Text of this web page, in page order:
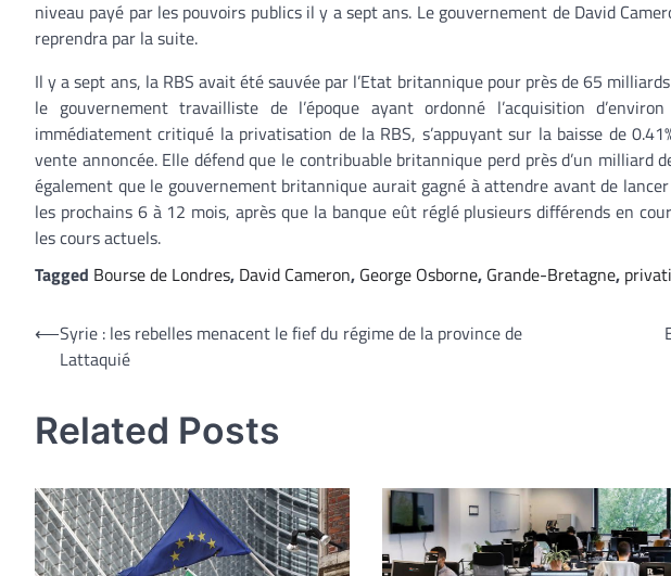
niveau payé par les pouvoirs publics il y a sept ans. Le gouvernement de David
reprendra par la suite.
Il y a sept ans, la RBS avait été sauvée par l’Etat britannique pour près de 65
le gouvernement travailliste de l’époque ayant ordonné l’acquisition
immédiatement critiqué la privatisation de la RBS, s’appuyant sur la baisse de
vente annoncée. Elle défend que le contribuable britannique perd près d’un milliard
également que le gouvernement britannique aurait gagné à attendre avant de
les prochains 6 à 12 mois, après que la banque eût réglé plusieurs différends en
les cours actuels.
Tagged Bourse de Londres, David Cameron, George Osborne, Grande-Bretagne,
Navigation
⟵Syrie : les rebelles menacent le fief du régime de la province de
Lattaquié
Related Posts